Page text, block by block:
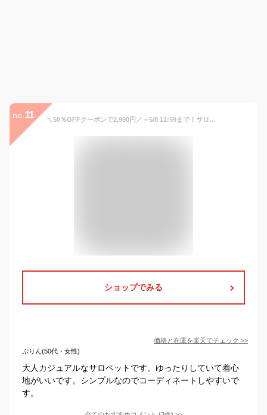
no. 11 ＼50％OFFクーポンで2,990円／～5/8 11:59まで！サロペット デニム オールインワン キャミワンピ オーバーオール 作業着 パンツ ジーンズ ゆったり デニム サロペット 大人可愛い デニムパンツ つなぎ レディース オーバーオール 大きいサイズ
ショップでみる
価格と在庫を楽天でチェック >>
ぷりん(50代・女性)
大人カジュアルなサロペットです。ゆったりしていて着心
地がいいです。シンプルなのでコーディネートしやすいで
す。